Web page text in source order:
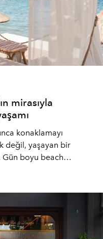
mirasıyla
konaklamayı
değil, yaşayan bir
boyu beach
müzikle buluşturan
buluşuyor.
bu özel
gün batımından